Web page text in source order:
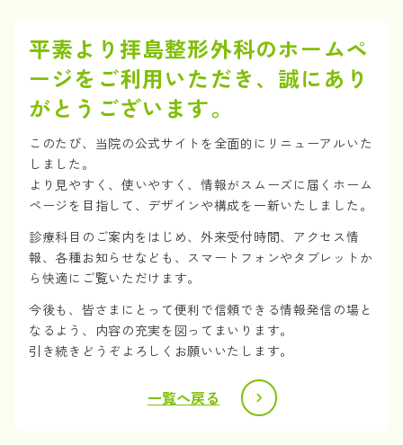
平素より拝島整形外科のホームペ
ージをご利用いただき、誠にあり
がとうございます。
このたび、当院の公式サイトを全面的にリニューアルいた
しました。
より見やすく、使いやすく、情報がスムーズに届くホーム
ページを目指して、デザインや構成を一新いたしました。
診療科目のご案内をはじめ、外来受付時間、アクセス情
報、各種お知らせなども、スマートフォンやタブレットか
ら快適にご覧いただけます。
今後も、皆さまにとって便利で信頼できる情報発信の場と
なるよう、内容の充実を図ってまいります。
引き続きどうぞよろしくお願いいたします。
一覧へ戻る